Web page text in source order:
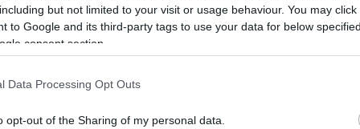
but not limited to your visit or usage behaviour. You may
to Google and its third-party tags to use your data for below
consent section.
Data Processing Opt Outs
opt-out of the Sharing of my personal data.
Γιώργος Παπαγιάννης ενόψει του ματς της Εφές
για τη Euroleague
15